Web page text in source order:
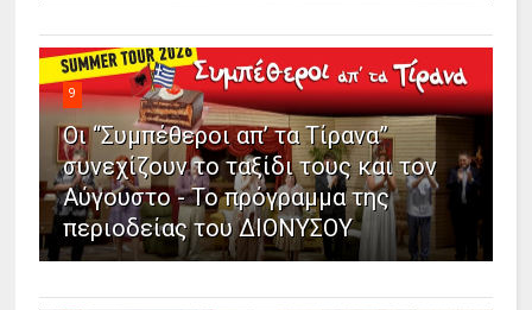
9
Οι “Συμπέθεροι απ’ τα Τίρανα”
συνεχίζουν το ταξίδι τους και τον
Αύγουστο - Το πρόγραμμα της
περιοδείας του ΔΙΟΝΥΣΟΥ